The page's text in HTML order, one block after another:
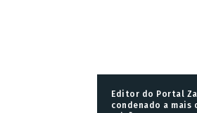
Editor do Portal
condenado a mais